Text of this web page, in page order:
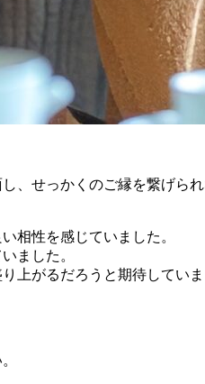
、せっかくのご縁を繋げら
相性を感じていました。
ました。
上がるだろうと期待していま